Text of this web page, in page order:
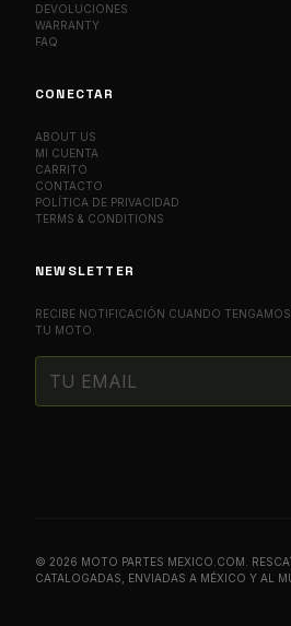
DEVOLUCIONES
WARRANTY
FAQ
CONECTAR
ABOUT US
MI CUENTA
CARRITO
CONTACTO
POLÍTICA DE PRIVACIDAD
TERMS & CONDITIONS
NEWSLETTER
RECIBE NOTIFICACIÓN CUANDO TENGAMOS
TU MOTO.
© 2026 MOTO PARTES MEXICO.COM.
CATALOGADAS, ENVIADAS A MÉXICO Y AL